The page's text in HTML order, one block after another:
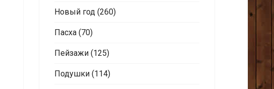
Новый год (260)
Пасха (70)
Пейзажи (125)
Подушки (114)